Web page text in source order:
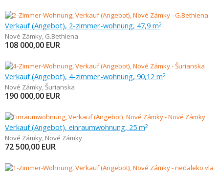
Verkauf (Angebot), 2-zimmer-wohnung, 47,9 m2
Nové Zámky, G.Bethlena
108 000,00 EUR
Verkauf (Angebot), 4-zimmer-wohnung, 90,12 m2
Nové Zámky,Šurianska
190 000,00 EUR
Verkauf (Angebot), einraumwohnung, 25 m2
Nové Zámky, Nové Zámky
72 500,00 EUR